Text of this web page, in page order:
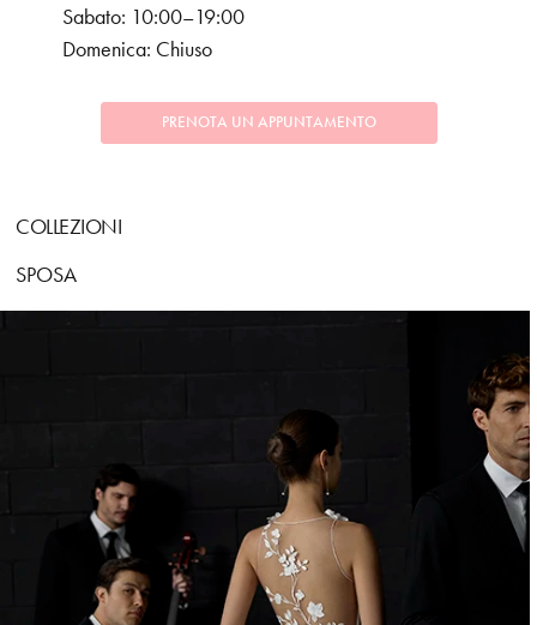
Sabato: 10:00–19:00
Domenica: Chiuso
PRENOTA UN APPUNTAMENTO
COLLEZIONI
SPOSA